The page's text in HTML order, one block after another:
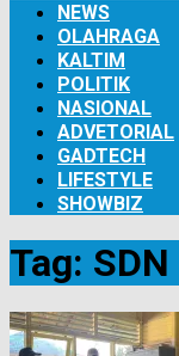
NEWS
OLAHRAGA
KALTIM
POLITIK
NASIONAL
ADVETORIAL
GADTECH
LIFESTYLE
SHOWBIZ
Tag: